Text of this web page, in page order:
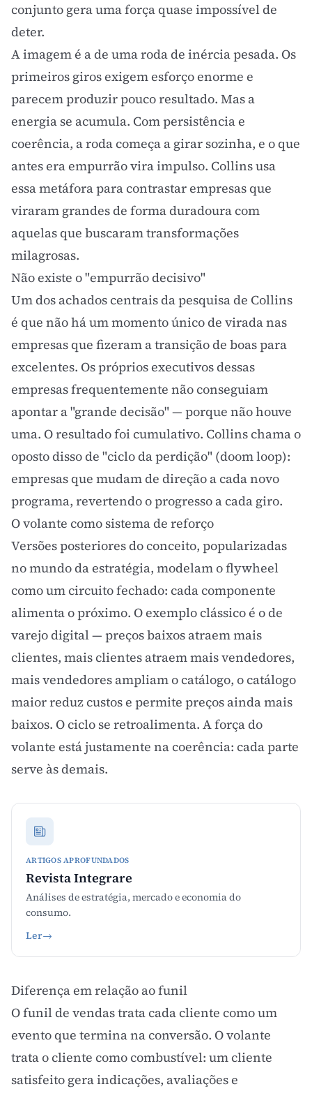
conjunto gera uma força quase impossível de
deter.
A imagem é a de uma roda de inércia pesada. Os
primeiros giros exigem esforço enorme e
parecem produzir pouco resultado. Mas a
energia se acumula. Com persistência e
coerência, a roda começa a girar sozinha, e o que
antes era empurrão vira impulso. Collins usa
essa metáfora para contrastar empresas que
viraram grandes de forma duradoura com
aquelas que buscaram transformações
milagrosas.
Não existe o "empurrão decisivo"
Um dos achados centrais da pesquisa de Collins
é que não há um momento único de virada nas
empresas que fizeram a transição de boas para
excelentes. Os próprios executivos dessas
empresas frequentemente não conseguiam
apontar a "grande decisão" — porque não houve
uma. O resultado foi cumulativo. Collins chama o
oposto disso de "ciclo da perdição" (doom loop):
empresas que mudam de direção a cada novo
programa, revertendo o progresso a cada giro.
O volante como sistema de reforço
Versões posteriores do conceito, popularizadas
no mundo da estratégia, modelam o flywheel
como um circuito fechado: cada componente
alimenta o próximo. O exemplo clássico é o de
varejo digital — preços baixos atraem mais
clientes, mais clientes atraem mais vendedores,
mais vendedores ampliam o catálogo, o catálogo
maior reduz custos e permite preços ainda mais
baixos. O ciclo se retroalimenta. A força do
volante está justamente na coerência: cada parte
serve às demais.
ARTIGOS APROFUNDADOS
Revista Integrare
Análises de estratégia, mercado e economia do
consumo.
Ler→
Diferença em relação ao funil
Ofunil de vendastrata cada cliente como um
evento que termina na conversão. O volante
trata o cliente como combustível: um cliente
satisfeito gera indicações, avaliações e